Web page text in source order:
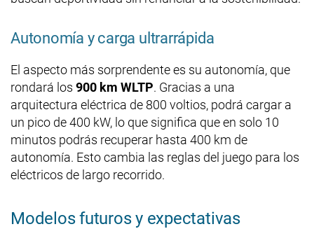
Autonomía y carga ultrarrápida
El aspecto más sorprendente es su autonomía, que
rondará los 900 km WLTP. Gracias a una
arquitectura eléctrica de 800 voltios, podrá cargar a
un pico de 400 kW, lo que significa que en solo 10
minutos podrás recuperar hasta 400 km de
autonomía. Esto cambia las reglas del juego para los
eléctricos de largo recorrido.
Modelos futuros y expectativas